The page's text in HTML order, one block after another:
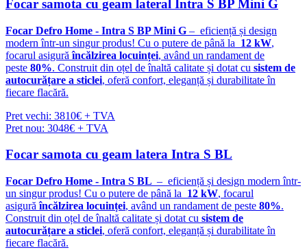
Focar samota cu geam lateral Intra S BP Mini G
Focar Defro Home - Intra S BP Mini G – eficiență și design
modern într-un singur produs! Cu o putere de până la 12 kW,
focarul asigurăîncălzirea locuinței, având un randament de
peste 80%. Construit din oțel de înaltă calitate și dotat cu sistem de
autocurățare a sticlei, oferă confort, eleganță și durabilitate în
fiecare flacără.
Pret vechi: 3810€ + TVA
Pret nou: 3048€ + TVA
Focar samota cu geam latera Intra S BL
Focar Defro Home - Intra S BL – eficiență și design modern într-
un singur produs! Cu o putere de până la 12 kW, focarul
asigurăîncălzirea locuinței, având un randament de peste 80%.
Construit din oțel de înaltă calitate și dotat cu sistem de
autocurățare a sticlei, oferă confort, eleganță și durabilitate în
fiecare flacără.